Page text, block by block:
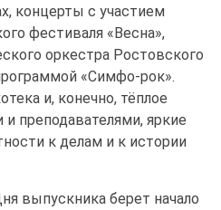
концерты с участием
фестиваля «Весна»,
оркестра Ростовского
«Симфо-рок».
и, конечно, тёплое
преподавателями, яркие
к делам и к истории
выпускника берет начало